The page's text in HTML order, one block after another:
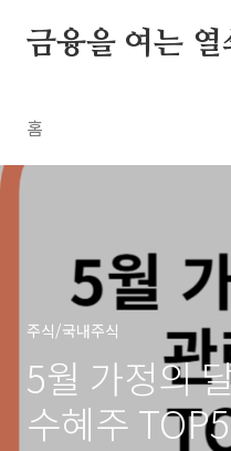
금융을 여는
홈
주식/국내주식
5월 가정의
수혜주 TOP5